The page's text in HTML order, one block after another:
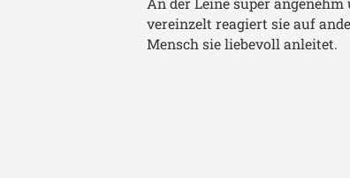
vereinzelt reagiert sie auf
Mensch sie liebevoll anleitet.